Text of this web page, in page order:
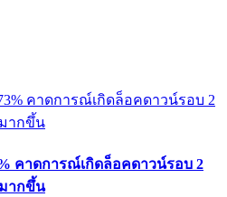
คาดการณ์เกิดล็อคดาวน์รอบ 2
ากขึ้น